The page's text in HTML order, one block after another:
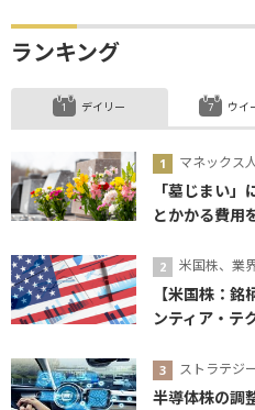
ランキング
デイリー
マネックス
「墓じまい
とかかる費用
米国株、業
【米国株：
ンティア・テ
ストラテジ
半導体株の調
ウイ